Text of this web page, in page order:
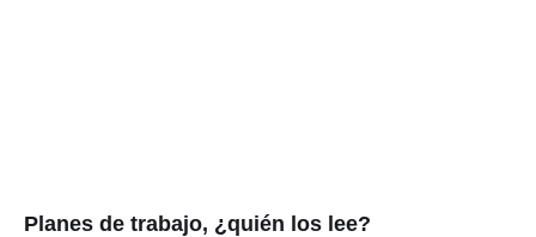
Planes de trabajo, ¿quién los lee?